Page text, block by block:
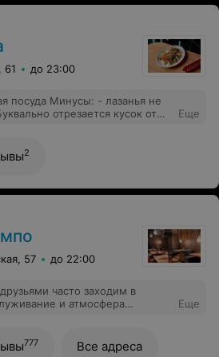
61 до 23:00
посуда Минусы: - лазанья не
отрезается кусок от
в итоге, достался чуть
кусок, настолько что
соус также был чуть
блюде был только базилик.
когда была приготовлена
осталось 1/3 - туалет не
Еще
2
57 до 22:00
часто заходим в
и атмосфера
,стараются
место)
Еще
777 Все адреса